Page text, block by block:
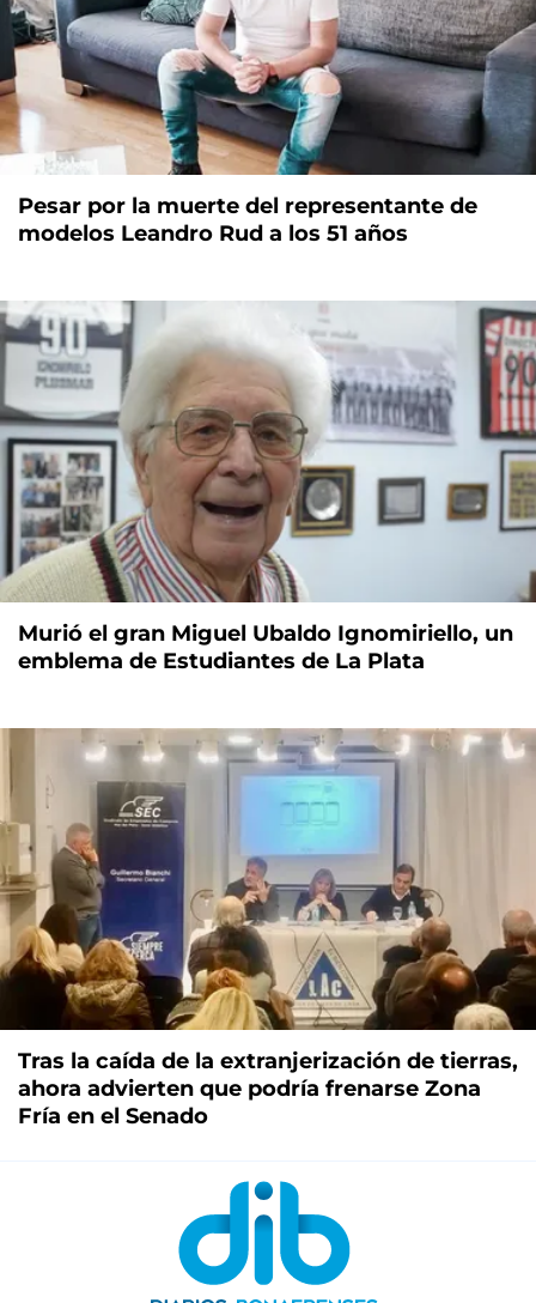
Pesar por la muerte del representante de
modelos Leandro Rud a los 51 años
Murió el gran Miguel Ubaldo Ignomiriello, un
emblema de Estudiantes de La Plata
Tras la caída de la extranjerización de tierras,
ahora advierten que podría frenarse Zona
Fría en el Senado